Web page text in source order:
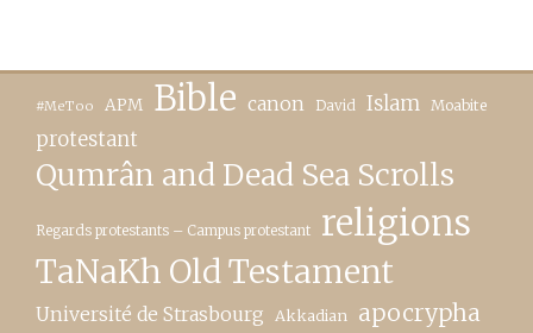
#MeToo APM Bible canon David Islam Moabite
protestant
Qumrân and Dead Sea Scrolls
Regards protestants – Campus protestant religions
TaNaKh Old Testament
Université de Strasbourg Akkadian apocrypha